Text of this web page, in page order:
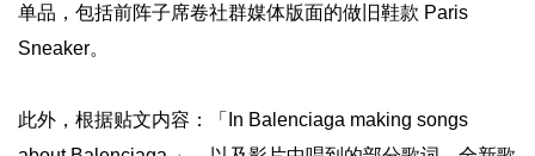
单品，包括前阵子席卷社群媒体版面的做旧鞋款 Paris
Sneaker。
此外，根据贴文内容：「In Balenciaga making songs